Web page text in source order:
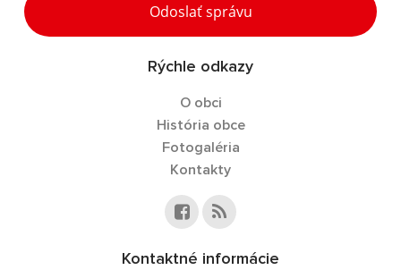
Odoslať správu
Rýchle odkazy
O obci
História obce
Fotogaléria
Kontakty
Kontaktné informácie